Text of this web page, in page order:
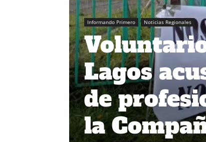
Informando Primero Noticias Regionales
Lagos
de
la